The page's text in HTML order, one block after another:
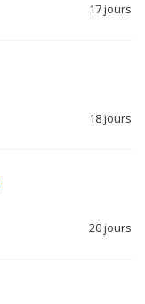
17 jours
18 jours
20 jours